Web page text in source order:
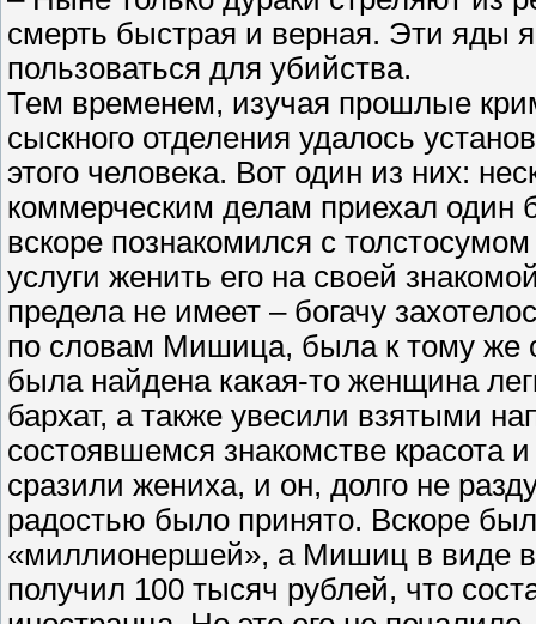
смерть быстрая и верная. Эти яды
пользоваться для убийства.
Тем временем, изучая прошлые
сыскного отделения удалось
этого человека. Вот один из них:
коммерческим делам приехал один
вскоре познакомился с
услуги женить его на своей
предела не имеет – богачу
по словам Мишица, была к тому же
была найдена какая-то женщина
бархат, а также увесили взятыми
состоявшемся знакомстве красота
сразили жениха, и он, долго не
радостью было принято. Вскоре
«миллионершей», а Мишиц в виде
получил 100 тысяч рублей, что